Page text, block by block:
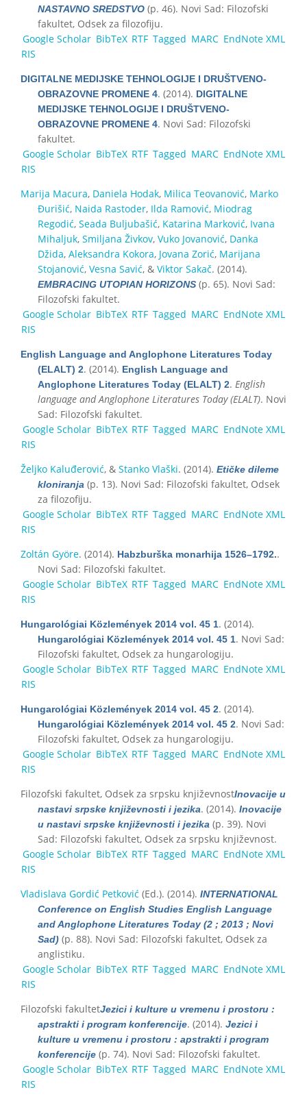
NASTAVNO SREDSTVO (p. 46). Novi Sad: Filozofski
fakultet, Odsek za filozofiju.
Google Scholar BibTeX RTF Tagged MARC EndNote XML
RIS
DIGITALNE MEDIJSKE TEHNOLOGIJE I DRUŠTVENO-
OBRAZOVNE PROMENE 4. (2014). DIGITALNE
MEDIJSKE TEHNOLOGIJE I DRUŠTVENO-
OBRAZOVNE PROMENE 4. Novi Sad: Filozofski
fakultet.
Google Scholar BibTeX RTF Tagged MARC EndNote XML
RIS
Marija Macura, Daniela Hodak, Milica Teovanović, Marko
Đurišić, Naida Rastoder, Ilda Ramović, Miodrag
Regodić, Seada Buljubašić, Katarina Marković, Ivana
Mihaljuk, Smiljana Živkov, Vuko Jovanović, Danka
Džida, Aleksandra Kokora, Jovana Zorić, Marijana
Stojanović, Vesna Savić, & Viktor Sakač. (2014).
EMBRACING UTOPIAN HORIZONS (p. 65). Novi Sad:
Filozofski fakultet.
Google Scholar BibTeX RTF Tagged MARC EndNote XML
RIS
English Language and Anglophone Literatures Today
(ELALT) 2. (2014). English Language and
Anglophone Literatures Today (ELALT) 2. English
language and Anglophone Literatures Today (ELALT). Novi
Sad: Filozofski fakultet.
Google Scholar BibTeX RTF Tagged MARC EndNote XML
RIS
Željko Kaluđerović, & Stanko Vlaški. (2014). Etičke dileme
kloniranja (p. 13). Novi Sad: Filozofski fakultet, Odsek
za filozofiju.
Google Scholar BibTeX RTF Tagged MARC EndNote XML
RIS
Zoltán Györe. (2014). Habzburška monarhija 1526–1792..
Novi Sad: Filozofski fakultet.
Google Scholar BibTeX RTF Tagged MARC EndNote XML
RIS
Hungarológiai Közlemények 2014 vol. 45 1. (2014).
Hungarológiai Közlemények 2014 vol. 45 1. Novi Sad:
Filozofski fakultet, Odsek za hungarologiju.
Google Scholar BibTeX RTF Tagged MARC EndNote XML
RIS
Hungarológiai Közlemények 2014 vol. 45 2. (2014).
Hungarológiai Közlemények 2014 vol. 45 2. Novi Sad:
Filozofski fakultet, Odsek za hungarologiju.
Google Scholar BibTeX RTF Tagged MARC EndNote XML
RIS
Filozofski fakultet, Odsek za srpsku književnostInovacije u
nastavi srpske književnosti i jezika. (2014). Inovacije
u nastavi srpske književnosti i jezika (p. 39). Novi
Sad: Filozofski fakultet, Odsek za srpsku književnost.
Google Scholar BibTeX RTF Tagged MARC EndNote XML
RIS
Vladislava Gordić Petković (Ed.). (2014). INTERNATIONAL
Conference on English Studies English Language
and Anglophone Literatures Today (2 ; 2013 ; Novi
Sad) (p. 88). Novi Sad: Filozofski fakultet, Odsek za
anglistiku.
Google Scholar BibTeX RTF Tagged MARC EndNote XML
RIS
Filozofski fakultetJezici i kulture u vremenu i prostoru :
apstrakti i program konferencije. (2014). Jezici i
kulture u vremenu i prostoru : apstrakti i program
konferencije (p. 74). Novi Sad: Filozofski fakultet.
Google Scholar BibTeX RTF Tagged MARC EndNote XML
RIS